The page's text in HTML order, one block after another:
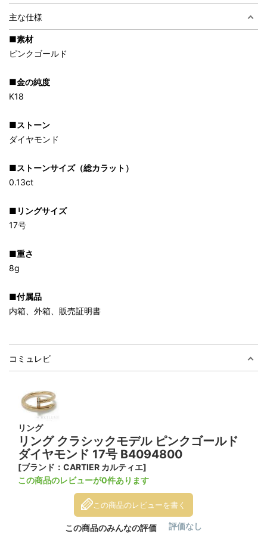
主な仕様
■素材
ピンクゴールド
■金の純度
K18
■ストーン
ダイヤモンド
■ストーンサイズ（総カラット）
0.13ct
■リングサイズ
17号
■重さ
8g
■付属品
内箱、外箱、販売証明書
コミュレビ
リング
リング クラシックモデル ピンクゴールド
ダイヤモンド 17号 B4094800
[ブランド：CARTIER カルティエ]
この商品のレビューが0件あります
この商品のレビューを書く
この商品のみんなの評価 評価なし